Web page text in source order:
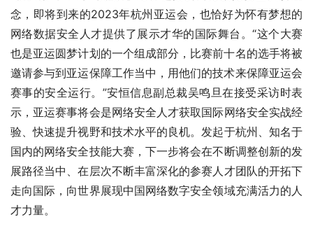
念，即将到来的2023年杭州亚运会，也恰好为怀有梦想的
网络数据安全人才提供了展示才华的国际舞台。“这个大赛
也是亚运圆梦计划的一个组成部分，‍‍比赛前十名的选手将被
邀请参与到亚运保障工作当中，‍‍用他们的技术来保障亚运会
赛事的安全运行。”安恒信息副总裁吴鸣旦在接受采访时表
示，亚运赛事将会是网络安全人才获取国际网络安全实战经
验、快速提升视野和技术水平的良机。发起于杭州、知名于
国内的网络安全技能大赛，下一步将会在不断调整创新的发
展路径当中、在层次不断丰富深化的参赛人才团队的开拓下
走向国际，向世界展现中国网络数字安全领域充满活力的人
才力量。